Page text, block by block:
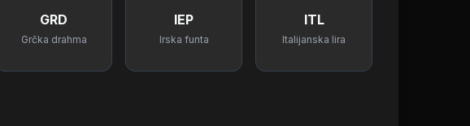
GRD
Grčka drahma
IEP
Irska funta
ITL
Italijanska lira